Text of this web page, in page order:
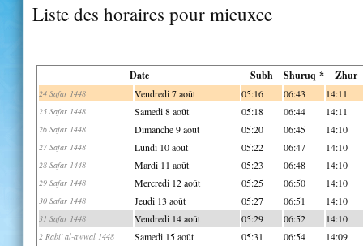
Liste des horaires pour mieuxce
Date Subh Shuruq * Zhur
24 Safar 1448 Vendredi 7 août 05:16 06:43 14:11
25 Safar 1448 Samedi 8 août 05:18 06:44 14:11
26 Safar 1448 Dimanche 9 août 05:20 06:45 14:10
27 Safar 1448 Lundi 10 août 05:22 06:47 14:10
28 Safar 1448 Mardi 11 août 05:23 06:48 14:10
29 Safar 1448 Mercredi 12 août 05:25 06:50 14:10
30 Safar 1448 Jeudi 13 août 05:27 06:51 14:10
31 Safar 1448 Vendredi 14 août 05:29 06:52 14:10
2 Rabi' al-awwal 1448 Samedi 15 août 05:31 06:54 14:09